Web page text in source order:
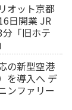
オット京都
日開業 JR
「旧ホテ
の新型空港
を導入へ デ
ンファリー